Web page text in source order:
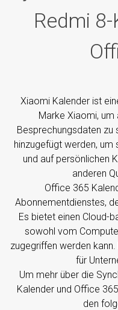
Redmi
Xiaomi Kalender ist
Marke Xiaomi, um
Besprechungsdaten zu
hinzugefügt werden,
und auf persönlichen
anderen
Office 365
Abonnementdienstes,
Es bietet einen Cloud-
sowohl vom
zugegriffen werden
für
Um mehr über die
Kalender und Office
den